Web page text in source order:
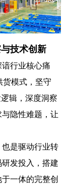
技术创新
行业核心痛
货模式，坚守
辑，深度洞察
隐性难题，让
是驱动行业转
发投入，搭建
一体的完整创